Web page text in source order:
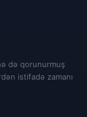
də qorunurmuş
istifadə zamanı